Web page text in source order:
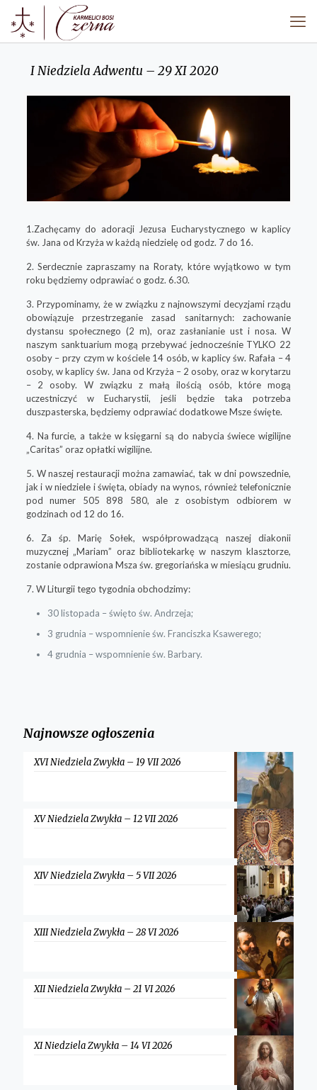
I Niedziela Adwentu – 29 XI 2020
1.Zachęcamy do adoracji Jezusa Eucharystycznego w kaplicy
św. Jana od Krzyża w każdą niedzielę od godz. 7 do 16.
2. Serdecznie zapraszamy na Roraty, które wyjątkowo w tym
roku będziemy odprawiać o godz. 6.30.
3. Przypominamy, że w związku z najnowszymi decyzjami rządu
obowiązuje przestrzeganie zasad sanitarnych: zachowanie
dystansu społecznego (2 m), oraz zasłanianie ust i nosa. W
naszym sanktuarium mogą przebywać jednocześnie TYLKO 22
osoby – przy czym w kościele 14 osób, w kaplicy św. Rafała – 4
osoby, w kaplicy św. Jana od Krzyża – 2 osoby, oraz w korytarzu
– 2 osoby. W związku z małą ilością osób, które mogą
uczestniczyć w Eucharystii, jeśli będzie taka potrzeba
duszpasterska, będziemy odprawiać dodatkowe Msze święte.
4. Na furcie, a także w księgarni są do nabycia świece wigilijne
„Caritas” oraz opłatki wigilijne.
5. W naszej restauracji można zamawiać, tak w dni powszednie,
jak i w niedziele i święta, obiady na wynos, również telefonicznie
pod numer 505 898 580, ale z osobistym odbiorem w
godzinach od 12 do 16.
6. Za śp. Marię Sołek, współprowadzącą naszej diakonii
muzycznej „Mariam” oraz bibliotekarkę w naszym klasztorze,
zostanie odprawiona Msza św. gregoriańska w miesiącu grudniu.
7. W Liturgii tego tygodnia obchodzimy:
30 listopada – święto św. Andrzeja;
3 grudnia – wspomnienie św. Franciszka Ksawerego;
4 grudnia – wspomnienie św. Barbary.
Najnowsze ogłoszenia
XVI Niedziela Zwykła – 19 VII 2026
XV Niedziela Zwykła – 12 VII 2026
XIV Niedziela Zwykła – 5 VII 2026
XIII Niedziela Zwykła – 28 VI 2026
XII Niedziela Zwykła – 21 VI 2026
XI Niedziela Zwykła – 14 VI 2026